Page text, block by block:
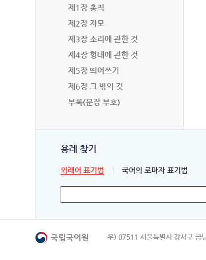
제1장 총칙
제2장 자모
제3장 소리에 관한 것
제4장 형태에 관한 것
제5장 띄어쓰기
제6장 그 밖의 것
부록(문장 부호)
용례 찾기
외래어 표기법 국어의 로마자 표기법
우) 07511 서울특별시 강서구 금